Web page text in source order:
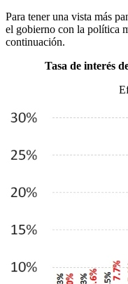
Para tener una vista más
el gobierno con la política
continuación.
Tasa de interés